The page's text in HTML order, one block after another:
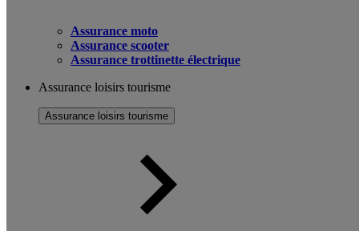
Assurance moto
Assurance scooter
Assurance trottinette électrique
Assurance loisirs tourisme
Assurance loisirs tourisme